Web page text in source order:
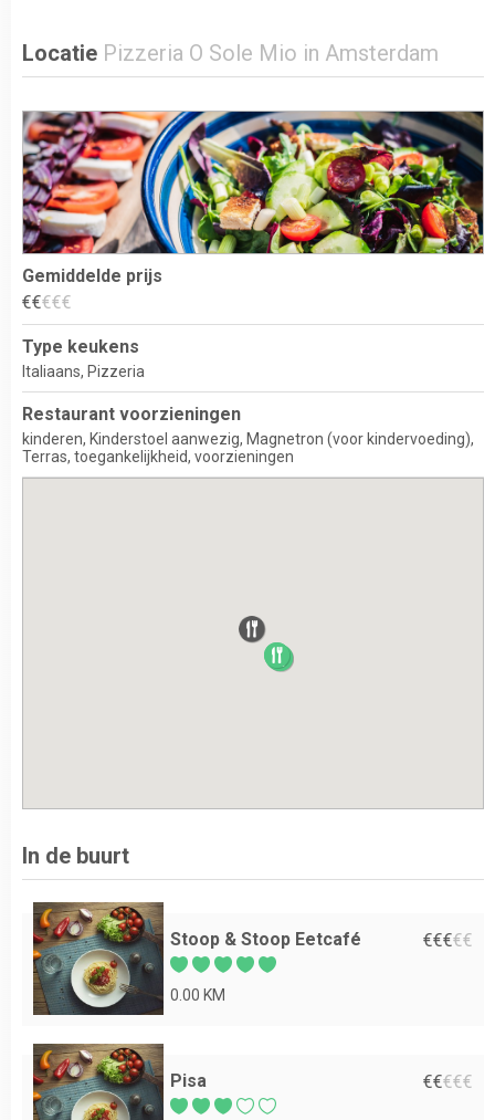
Locatie Pizzeria O Sole Mio in Amsterdam
Gemiddelde prijs
€€€€€
Type keukens
Italiaans Pizzeria
Restaurant voorzieningen
kinderen Kinderstoel aanwezig Magnetron (voor kindervoeding)
Terras toegankelijkheid voorzieningen
In de buurt
Stoop & Stoop Eetcafé €€€€€
0.00 KM
Pisa €€€€€